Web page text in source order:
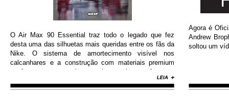
O Air Max 90 Essential traz todo o legado que fez
desta uma das silhuetas mais queridas entre os fãs da
Nike. O sistema de amortecimento visível nos
calcanhares e a construção com materiais premium
conferem ao sneaker muito mais conforto e
durabilidade, além de contar com colorway estilosa e
moderna...
Agora é
Andrew
soltou um